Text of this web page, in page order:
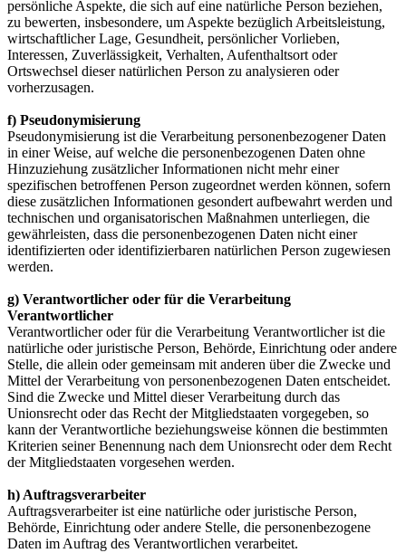
persönliche Aspekte, die sich auf eine natürliche Person beziehen,
zu bewerten, insbesondere, um Aspekte bezüglich Arbeitsleistung,
wirtschaftlicher Lage, Gesundheit, persönlicher Vorlieben,
Interessen, Zuverlässigkeit, Verhalten, Aufenthaltsort oder
Ortswechsel dieser natürlichen Person zu analysieren oder
vorherzusagen.
f) Pseudonymisierung
Pseudonymisierung ist die Verarbeitung personenbezogener Daten
in einer Weise, auf welche die personenbezogenen Daten ohne
Hinzuziehung zusätzlicher Informationen nicht mehr einer
spezifischen betroffenen Person zugeordnet werden können, sofern
diese zusätzlichen Informationen gesondert aufbewahrt werden und
technischen und organisatorischen Maßnahmen unterliegen, die
gewährleisten, dass die personenbezogenen Daten nicht einer
identifizierten oder identifizierbaren natürlichen Person zugewiesen
werden.
g) Verantwortlicher oder für die Verarbeitung
Verantwortlicher
Verantwortlicher oder für die Verarbeitung Verantwortlicher ist die
natürliche oder juristische Person, Behörde, Einrichtung oder andere
Stelle, die allein oder gemeinsam mit anderen über die Zwecke und
Mittel der Verarbeitung von personenbezogenen Daten entscheidet.
Sind die Zwecke und Mittel dieser Verarbeitung durch das
Unionsrecht oder das Recht der Mitgliedstaaten vorgegeben, so
kann der Verantwortliche beziehungsweise können die bestimmten
Kriterien seiner Benennung nach dem Unionsrecht oder dem Recht
der Mitgliedstaaten vorgesehen werden.
h) Auftragsverarbeiter
Auftragsverarbeiter ist eine natürliche oder juristische Person,
Behörde, Einrichtung oder andere Stelle, die personenbezogene
Daten im Auftrag des Verantwortlichen verarbeitet.